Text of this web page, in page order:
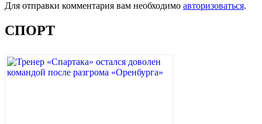
Для отправки комментария вам необходимо авторизоваться.
СПОРТ